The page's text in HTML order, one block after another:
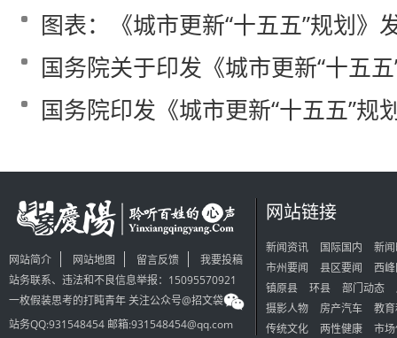
图表：《城市更新“十五五”规划》
国务院关于印发《城市更新“十五
国务院印发《城市更新“十五五”规
网站简介 网站地图 留言反馈
我要投稿
站务联系、违法和不良信息举报：15095570921
一枚假装思考的打盹青年 关注公众号@招文袋
站务QQ:931548454 邮箱:931548454@qq.com
网站链接
新闻资讯 国际国内
新
市州要闻
县区要闻
西
镇原县
环县 部门动态
摄影人物
房产汽车
教
传统文化
两性健康
市